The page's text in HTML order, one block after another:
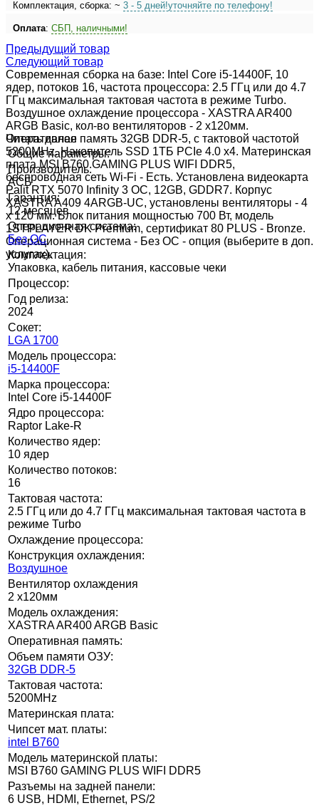
Комплектация, сборка: ~ 3 - 5 дней!уточняйте по телефону!
Оплата: СБП, наличными!
Предыдущий товар
Следующий товар
Современная сборка на базе: Intel Core i5-14400F, 10
ядер, потоков 16, частота процессора: 2.5 ГГц или до 4.7
ГГц максимальная тактовая частота в режиме Turbo.
Воздушное охлаждение процессора - XASTRA AR400
ARGB Basic, кол-во вентиляторов - 2 x120мм.
Оперативная память 32GB DDR-5, с тактовой частотой
5200MHz. Накопитель SSD 1ТБ PCIe 4.0 x4. Материнская
плата MSI B760 GAMING PLUS WIFI DDR5,
беспроводная сеть Wi-Fi - Есть. Установлена видеокарта
Palit RTX 5070 Infinity 3 OC, 12GB, GDDR7. Корпус
XASTRA A409 4ARGB-UC, установлены вентиляторы - 4
x 120 мм. Блок питания мощностью 700 Вт, модель
1STPLAYER DK Premium, сертификат 80 PLUS - Bronze.
Операционная система - Без ОС - опция (выберите в доп.
услугах).
Читать далее
Общие параметры:
Производитель:
АСБ
Гарантия:
12 месяцев
Операционная система:
Без ОС
Комплектация:
Упаковка, кабель питания, кассовые чеки
Процессор:
Год релиза:
2024
Сокет:
LGA 1700
Модель процессора:
i5-14400F
Марка процессора:
Intel Core i5-14400F
Ядро процессора:
Raptor Lake-R
Количество ядер:
10 ядер
Количество потоков:
16
Тактовая частота:
2.5 ГГц или до 4.7 ГГц максимальная тактовая частота в
режиме Turbo
Охлаждение процессора:
Конструкция охлаждения:
Воздушное
Вентилятор охлаждения
2 x120мм
Модель охлаждения:
XASTRA AR400 ARGB Basic
Оперативная память:
Объем памяти ОЗУ:
32GB DDR-5
Тактовая частота:
5200MHz
Материнская плата:
Чипсет мат. платы:
intel B760
Модель материнской платы:
MSI B760 GAMING PLUS WIFI DDR5
Разъемы на задней панели:
6 USB, HDMI, Ethernet, PS/2